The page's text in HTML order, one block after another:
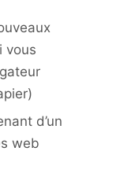
vous
d’un
web